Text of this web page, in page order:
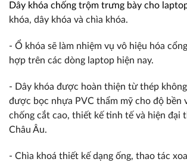
Dây khóa chống trộm trưng bày cho
khóa, dây khóa và chìa khóa.
- Ổ khóa sẽ làm nhiệm vụ vô hiệu hóa
hợp trên các dòng laptop hiện nay.
- Dây khóa được hoàn thiện từ thép
được bọc nhựa PVC thẩm mỹ cho độ bền
chống cắt cao, thiết kế tinh tế và hiện đại
Châu Âu.
- Chìa khoá thiết kế dạng ống, thao tác